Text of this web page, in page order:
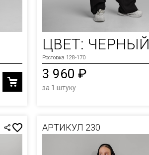
ЦВЕТ: ЧЕРНЫЙ
Ростовка 128-170
3 960 ₽
за 1 штуку
АРТИКУЛ 230